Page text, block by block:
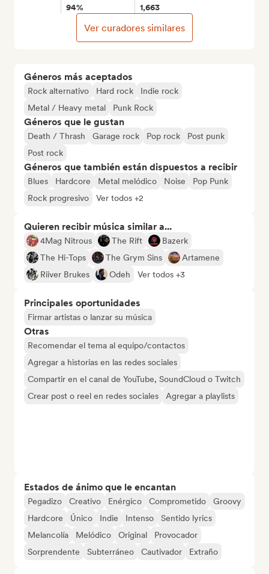
Géneros más aceptados
Rock alternativo Hard rock
Indie rock
Metal / Heavy metal
Punk Rock
Géneros que le gustan
Death / Thrash Garage rock Pop rock
Post punk
Post rock
Géneros que también están dispuestos a recibir
Blues Hardcore Metal melódico Noise
Pop Punk
Rock progresivo
Ver todos +2
Quieren recibir música similar a...
4Mag Nitrous The Rift
Bazerk
The Hi-Tops
The Grym Sins
Artamene
Riiver Brukes
Odeh Ver todos +3
Principales oportunidades
Firmar artistas o lanzar su música
Otras
Recomendar el tema al equipo/contactos
Agregar a historias en las redes sociales
Compartir en el canal de YouTube, SoundCloud o Twitch
Crear post o reel en redes sociales
Agregar a playlists
Estados de ánimo que le encantan
Pegadizo Creativo Enérgico Comprometido
Groovy
Hardcore
Único Indie Intenso
Sentido lyrics
Melancolía
Melódico Original
Provocador
Sorprendente
Subterráneo Cautivador Extraño
94% 1,663
Ver curadores similares